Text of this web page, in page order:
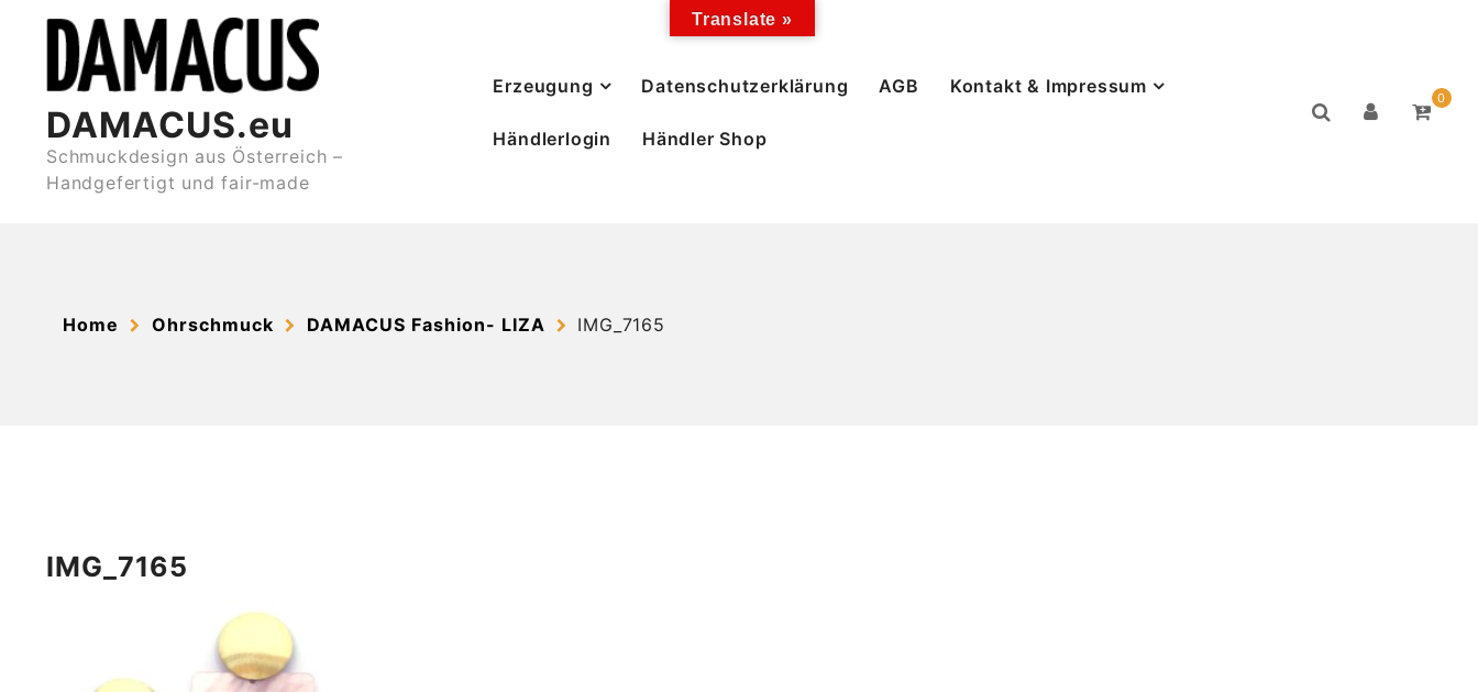
content
DAMACUS.eu
Schmuckdesign aus Österreich –
Handgefertigt und fair-made
Erzeugung Datenschutzerklärung AGB Kontakt & Impressum
Händlerlogin Händler Shop
0
Home Ohrschmuck DAMACUS Fashion- LIZA IMG_7165
IMG_7165
Translate »